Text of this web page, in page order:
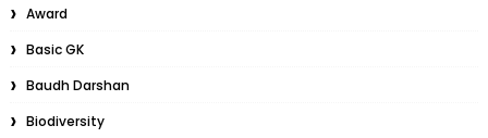
Award
Basic GK
Baudh Darshan
Biodiversity